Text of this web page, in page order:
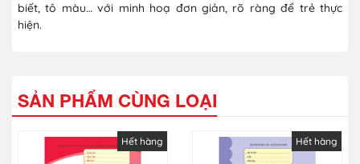
biết, tô màu… với minh hoạ đơn giản, rõ ràng để trẻ thực
hiện.
SẢN PHẨM CÙNG LOẠI
Hết hàng Hết hàng